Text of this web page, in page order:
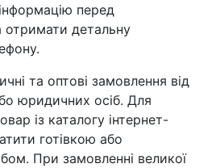
перед
детальну
та оптові замовлення від
юридичних осіб. Для
із каталогу інтернет-
готівкою або
При замовленні великої